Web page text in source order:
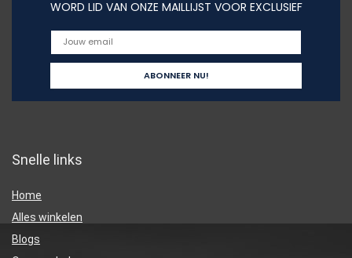
WORD LID VAN ONZE MAILLIJST VOOR EXCLUSIEF
Snelle links
Home
Alles winkelen
Blogs